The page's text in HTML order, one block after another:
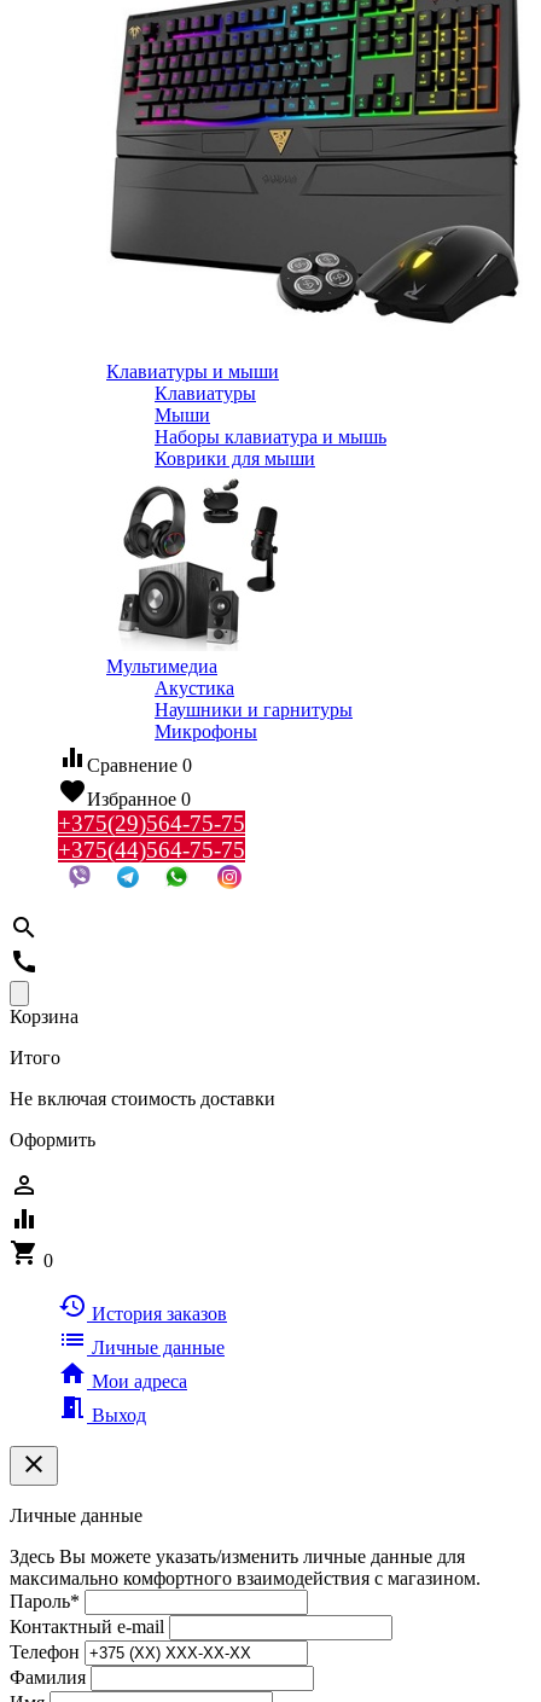
Клавиатуры и мыши
Клавиатуры
Мыши
Наборы клавиатура и мышь
Коврики для мыши
Мультимедиа
Акустика
Наушники и гарнитуры
Микрофоны
equalizer Сравнение 0
favoriteИзбранное 0
+375(29)564-75-75
+375(44)564-75-75
search
call
Корзина
Итого
Не включая стоимость доставки
Оформить
person_outline
equalizer
shopping_cart 0
history История заказов
list Личные данные
home Мои адреса
meeting_room Выход
clear
Личные данные
Здесь Вы можете указать/изменить личные данные для
максимально комфортного взаимодействия с магазином.
Пароль*
Контактный e-mail
Телефон
Фамилия